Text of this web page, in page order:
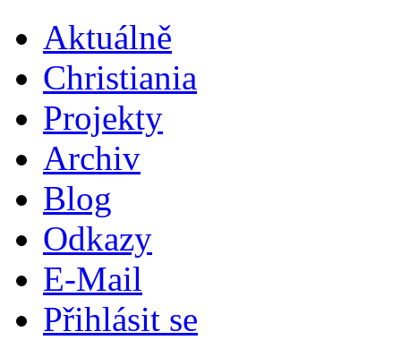
Aktuálně
Christiania
Projekty
Archiv
Blog
Odkazy
E-Mail
Přihlásit se